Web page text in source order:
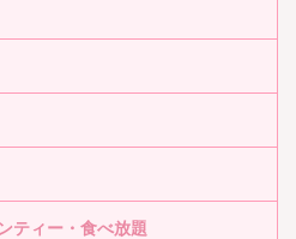
ティー・食べ放題